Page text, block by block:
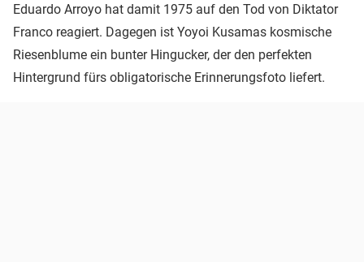
Eduardo Arroyo hat damit 1975 auf den Tod von Diktator
Franco reagiert. Dagegen ist Yoyoi Kusamas kosmische
Riesenblume ein bunter Hingucker, der den perfekten
Hintergrund fürs obligatorische Erinnerungsfoto liefert.